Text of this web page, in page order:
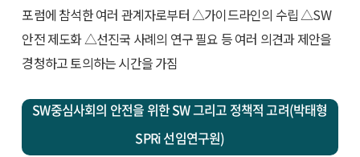
포럼에 참석한 여러 관계자로부터 △가이드라인의 수립 △SW
안전 제도화 △선진국 사례의 연구 필요 등 여러 의견과 제안을
경청하고 토의하는 시간을 가짐
SW중심사회의 안전을 위한 SW 그리고 정책적 고려(박태형
SPRi 선임연구원)